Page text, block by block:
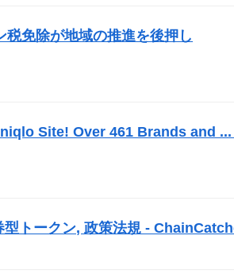
免除が地域の推進を後押し
Site! Over 461 Brands and ...
型トークン, 政策法規 -